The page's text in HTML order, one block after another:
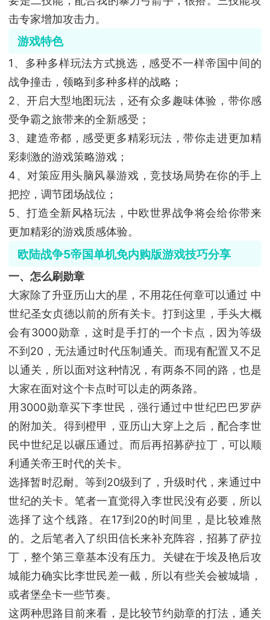
击专家增加攻击力。
游戏特色
1、多种多样玩法方式挑选，感受不一样帝国中间的
战争撞击，领略到多种多样的战略；
2、开启大型地图玩法，还有众多趣味体验，带你感
受争霸之旅带来的全新感受；
3、建造帝都，感受更多精彩玩法，带你走进更加精
彩刺激的游戏策略游戏；
4、对策应用头脑风暴游戏，竞技场局势在你的手上
把控，调节团场战位；
5、打造全新风格玩法，中欧世界战争将会给你带来
更加精彩的游戏质感体验。
欧陆战争5帝国单机免内购版游戏技巧分享
一、怎么刷勋章
大家除了升亚历山大的星，不用花任何章可以通过 中
世纪圣女贞德以前的所有关卡。打到这里，手头大概
会有3000勋章，这时是手打的一个卡点，因为等级
不到20，无法通过时代压制通关。而现有配置又不足
以通关，所以面对这种情况，有两条不同的路，也是
大家在面对这个卡点时可以走的两条路。
用3000勋章买下李世民，强行通过中世纪巴巴罗萨
的附加关。得到橙甲，亚历山大穿上之后，配合李世
民中世纪足以碾压通过。而后再招募萨拉丁，可以顺
利通关帝王时代的关卡。
选择暂时忍耐。等到20级到了，升级时代，来通过中
世纪的关卡。笔者一直觉得入李世民没有必要，所以
选择了这个线路。在17到20的时间里，是比较难熬
的。之后笔者入了织田信长来补充阵容，招募了萨拉
丁，整个第三章基本没有压力。关键在于埃及艳后攻
城能力确实比李世民差一截，所以有些关会被城墙，
或者堡垒卡一些节奏。
这两种思路目前来看，是比较节约勋章的打法，通关